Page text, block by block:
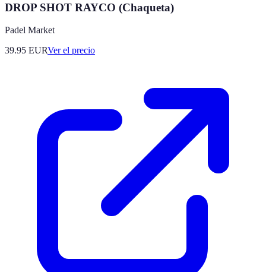
DROP SHOT RAYCO (Chaqueta)
Padel Market
39.95 EURVer el precio